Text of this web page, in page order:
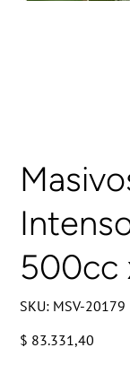
500cc
SKU: SKU
MSV-
MSV-20179
Precio
$ 83.331,40